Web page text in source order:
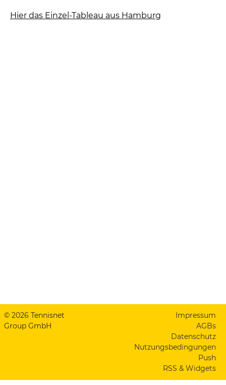
Hier das Einzel-Tableau aus Hamburg
© 2026 Tennisnet
Group GmbH
Impressum
AGBs
Datenschutz
Nutzungsbedingungen
Push
RSS & Widgets